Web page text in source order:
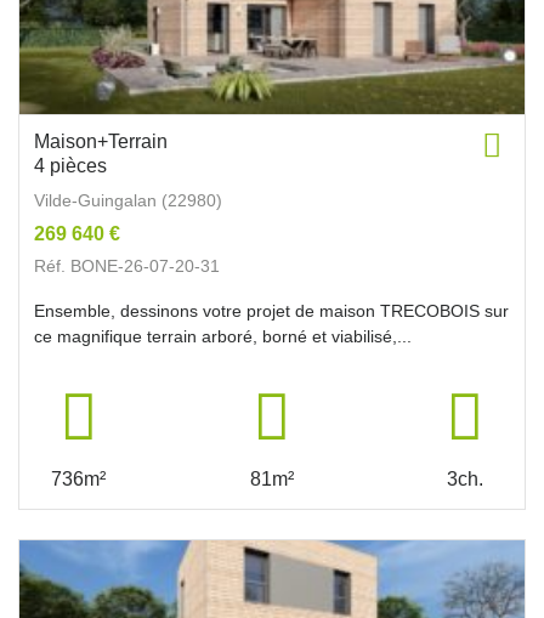
Maison+Terrain
4 pièces
Vilde-Guingalan (22980)
269 640 €
Réf. BONE-26-07-20-31
Ensemble, dessinons votre projet de maison TRECOBOIS sur
ce magnifique terrain arboré, borné et viabilisé,...
736m² 81m² 3ch.